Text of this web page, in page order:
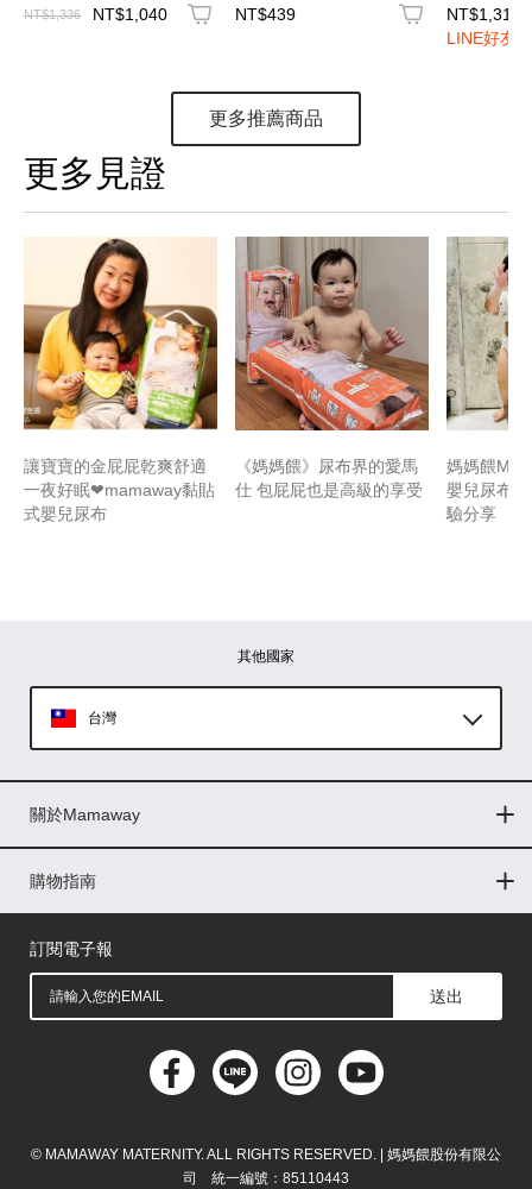
衣
NT$1,336 NT$1,040
NT$439
NT$1,317
LINE好友
更多推薦商品
更多見證
讓寶寶的金屁屁乾爽舒適
一夜好眠❤mamaway黏貼
式嬰兒尿布
《媽媽餵》尿布界的愛馬
仕 包屁屁也是高級的享受
媽媽餵
嬰兒尿布
驗分享
其他國家
台灣
印尼
菲律賓
馬來西亞
關於Mamaway
門市據點
最新消息
品牌故事
人力招募
媒體花絮
隱私權聲明
CSR企業社會責任
購物指南
購物常見問題
退換貨問題
儲值金使用條款
購買儲值金
發票問題
會員權益
線上留言
吸乳器-免費體驗
訂閱電子報
送出
© MAMAWAY MATERNITY. ALL RIGHTS RESERVED. | 媽媽餵股份有限公
司 統一編號：85110443